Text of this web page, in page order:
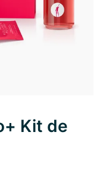
Kit de